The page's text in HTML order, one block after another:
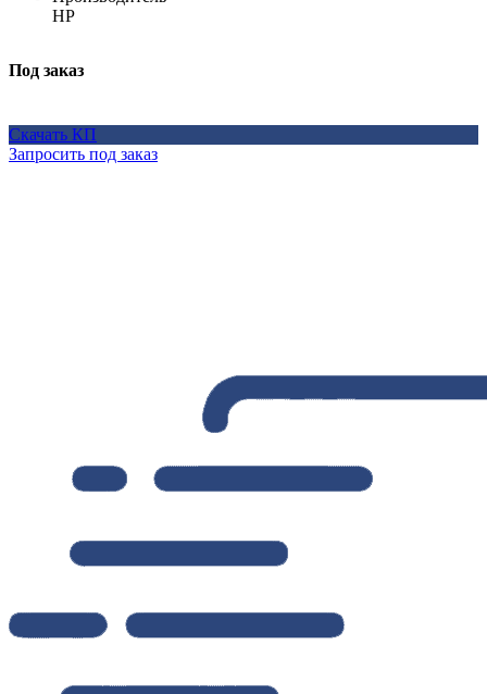
HP
Под заказ
Скачать КП
Запросить под заказ